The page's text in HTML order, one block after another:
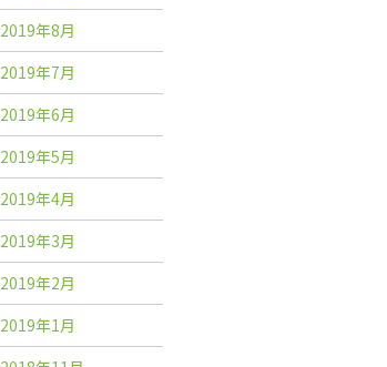
2019年8月
2019年7月
2019年6月
2019年5月
2019年4月
2019年3月
2019年2月
2019年1月